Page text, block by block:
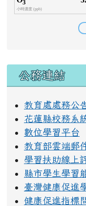
右邊區域內容
公務連結
教育處處務公
花蓮縣校務系
數位學習平台
教育部雲端郵
學習扶助線上
縣市學生學習
臺灣健康促進
健康促進指標